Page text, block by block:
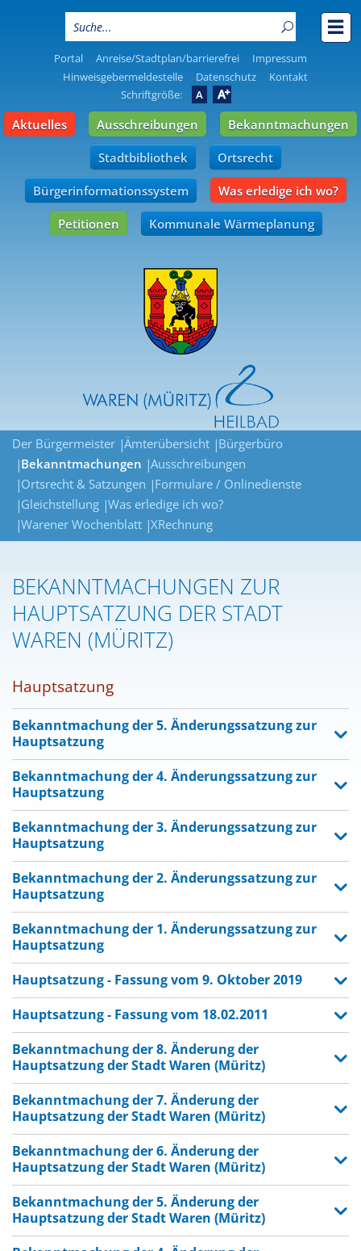
Portal Anreise/Stadtplan/barrierefrei
Impressum
Hinweisgebermeldestelle
Datenschutz
Kontakt
Schriftgröße:
A A
Aktuelles Ausschreibungen Bekanntmachungen
Stadtbibliothek Ortsrecht
Bürgerinformationssystem Was erledige ich wo?
Petitionen Kommunale Wärmeplanung
Der Bürgermeister Ämterübersicht Bürgerbüro
Bekanntmachungen Ausschreibungen
Ortsrecht & Satzungen
Formulare / Onlinedienste
Gleichstellung Was erledige ich wo?
Warener Wochenblatt XRechnung
BEKANNTMACHUNGEN ZUR
HAUPTSATZUNG DER STADT
WAREN (MÜRITZ)
Hauptsatzung
Bekanntmachung der 5. Änderungssatzung zur
Hauptsatzung
Bekanntmachung der 4. Änderungssatzung zur
Hauptsatzung
Bekanntmachung der 3. Änderungssatzung zur
Hauptsatzung
Bekanntmachung der 2. Änderungssatzung zur
Hauptsatzung
Bekanntmachung der 1. Änderungssatzung zur
Hauptsatzung
Hauptsatzung - Fassung vom 9. Oktober 2019
Hauptsatzung - Fassung vom 18.02.2011
Bekanntmachung der 8. Änderung der
Hauptsatzung der Stadt Waren (Müritz)
Bekanntmachung der 7. Änderung der
Hauptsatzung der Stadt Waren (Müritz)
Bekanntmachung der 6. Änderung der
Hauptsatzung der Stadt Waren (Müritz)
Bekanntmachung der 5. Änderung der
Hauptsatzung der Stadt Waren (Müritz)